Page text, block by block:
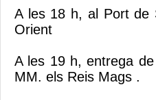
A les 18 h, al Port de
Orient
A les 19 h, entrega
MM. els Reis Mags .